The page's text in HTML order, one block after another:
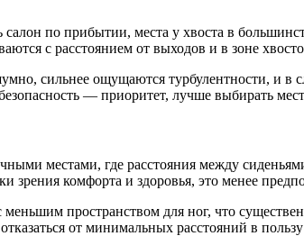
по прибытии, места у хвоста в
с расстоянием от выходов и в зоне
сильнее ощущаются турбулентности, и в
— приоритет, лучше выбирать
местами, где расстояния между
зрения комфорта и здоровья, это менее
пространством для ног, что
от минимальных расстояний в